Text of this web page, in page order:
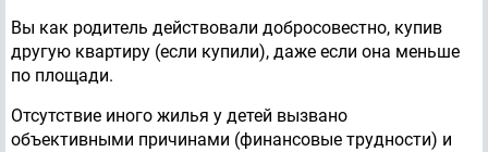
Вы как родитель действовали добросовестно, купив
другую квартиру (если купили), даже если она меньше
по площади.
Отсутствие иного жилья у детей вызвано
объективными причинами (финансовые трудности) и